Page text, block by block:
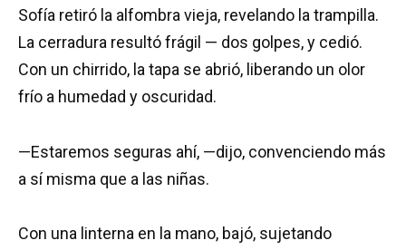
Sofía retiró la alfombra vieja, revelando la trampilla.
La cerradura resultó frágil — dos golpes, y cedió.
Con un chirrido, la tapa se abrió, liberando un olor
frío a humedad y oscuridad.
—Estaremos seguras ahí, —dijo, convenciendo más
a sí misma que a las niñas.
Con una linterna en la mano, bajó, sujetando